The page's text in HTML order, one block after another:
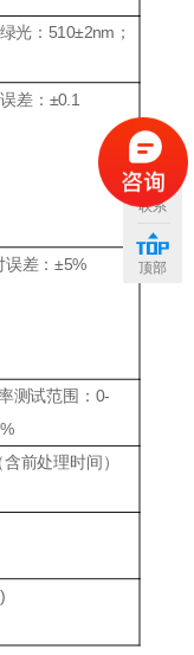
光：510±2nm；
差：±0.1
误差：±5%
测试范围：0-
前处理时间）
联系
顶部